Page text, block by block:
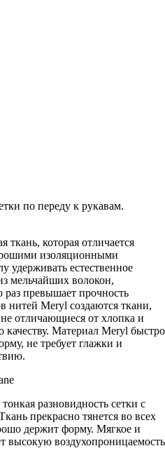
по переду к рукавам.
которая отличается
изоляционными
удерживать естественное
мельчайших волокон,
раз превышает прочность
нитей Meryl создаются ткани,
отличающиеся от хлопка и
Материал Meryl быстро
не требует глажки и
разновидность сетки с
прекрасно тянется во всех
держит форму. Мягкое и
высокую воздухопроницаемость